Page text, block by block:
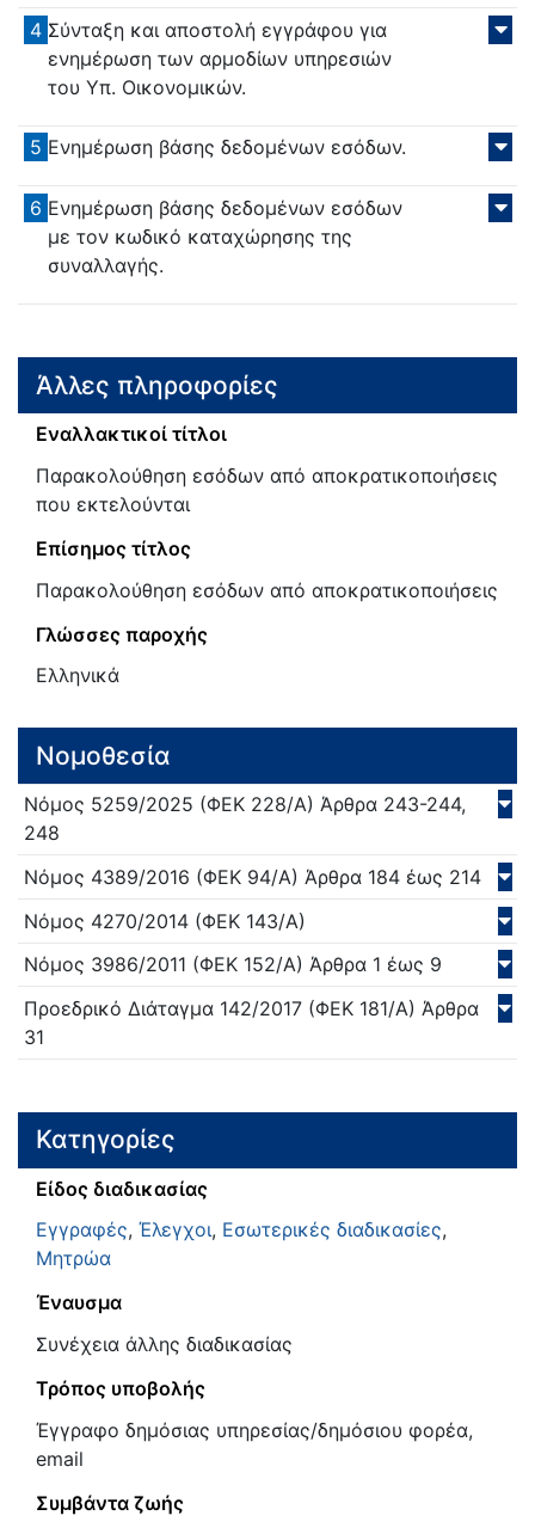
4 Σύνταξη και αποστολή εγγράφου για
ενημέρωση των αρμοδίων υπηρεσιών
του Υπ. Οικονομικών.
5 Ενημέρωση βάσης δεδομένων εσόδων.
6 Ενημέρωση βάσης δεδομένων εσόδων
με τον κωδικό καταχώρησης της
συναλλαγής.
Άλλες πληροφορίες
Εναλλακτικοί τίτλοι
Παρακολούθηση εσόδων από αποκρατικοποιήσεις
που εκτελούνται
Επίσημος τίτλος
Παρακολούθηση εσόδων από αποκρατικοποιήσεις
Γλώσσες παροχής
Ελληνικά
Νομοθεσία
Νόμος 5259/2025 (ΦΕΚ 228/Α) Άρθρα 243-244,
248
Νόμος 4389/2016 (ΦΕΚ 94/Α) Άρθρα 184 έως 214
Νόμος 4270/2014 (ΦΕΚ 143/Α)
Νόμος 3986/2011 (ΦΕΚ 152/Α) Άρθρα 1 έως 9
Προεδρικό Διάταγμα 142/2017 (ΦΕΚ 181/Α) Άρθρα
31
Κατηγορίες
Είδος διαδικασίας
Εγγραφές, Έλεγχοι, Εσωτερικές διαδικασίες,
Μητρώα
Έναυσμα
Συνέχεια άλλης διαδικασίας
Τρόπος υποβολής
Έγγραφο δημόσιας υπηρεσίας/δημόσιου φορέα,
email
Συμβάντα ζωής